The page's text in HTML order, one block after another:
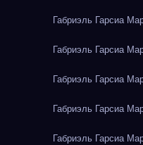
Габриэль Гарсиа
Габриэль Гарсиа
Габриэль Гарсиа
Габриэль Гарсиа
Габриэль Гарсиа